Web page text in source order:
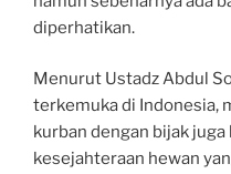
diperhatikan.
Menurut Ustadz Abdul
terkemuka di Indonesia,
kurban dengan bijak
kesejahteraan hewan